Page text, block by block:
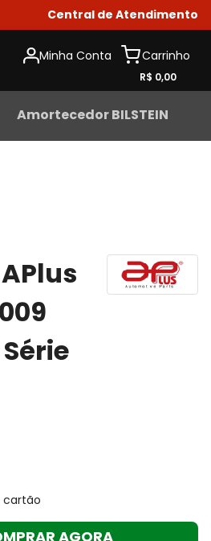
Central de Atendimento
Minha Conta
R$ 0,00
Amortecedor BILSTEIN
cartão
AGORA